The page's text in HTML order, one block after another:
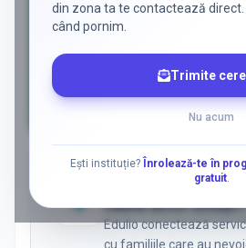
din zona ta te contactează
când pornim.
Trimite
Nu acum
Ești instituție?
Înrolează-te în
gratuit.
Vrei să ajungi la
caută activ soluții?
Edulio conectează
cu familiile care au